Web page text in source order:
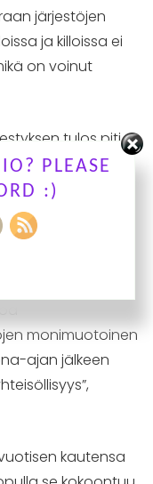
järjestöjen
ja killoissa ei
on voinut
tulos piti
kuin
sen sijaan
aikaan paljon
monimuotoinen
ajan jälkeen
kautensa
PLEASE
:)